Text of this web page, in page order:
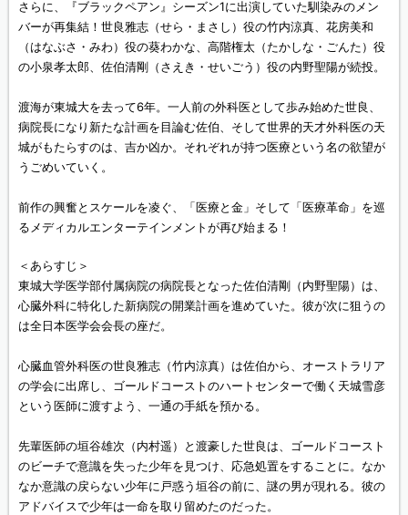
さらに、『ブラックペアン』シーズン1に出演していた馴染みのメン
バーが再集結！世良雅志（せら・まさし）役の竹内涼真、花房美和
（はなぶさ・みわ）役の葵わかな、高階権太（たかしな・ごんた）役
の小泉孝太郎、佐伯清剛（さえき・せいごう）役の内野聖陽が続投。
渡海が東城大を去って6年。一人前の外科医として歩み始めた世良、
病院長になり新たな計画を目論む佐伯、そして世界的天才外科医の天
城がもたらすのは、吉か凶か。それぞれが持つ医療という名の欲望が
うごめいていく。
前作の興奮とスケールを凌ぐ、「医療と金」そして「医療革命」を巡
るメディカルエンターテインメントが再び始まる！
＜あらすじ＞
東城大学医学部付属病院の病院長となった佐伯清剛（内野聖陽）は、
心臓外科に特化した新病院の開業計画を進めていた。彼が次に狙うの
は全日本医学会会長の座だ。
心臓血管外科医の世良雅志（竹内涼真）は佐伯から、オーストラリア
の学会に出席し、ゴールドコーストのハートセンターで働く天城雪彦
という医師に渡すよう、一通の手紙を預かる。
先輩医師の垣谷雄次（内村遥）と渡豪した世良は、ゴールドコースト
のビーチで意識を失った少年を見つけ、応急処置をすることに。なか
なか意識の戻らない少年に戸惑う垣谷の前に、謎の男が現れる。彼の
アドバイスで少年は一命を取り留めたのだった。